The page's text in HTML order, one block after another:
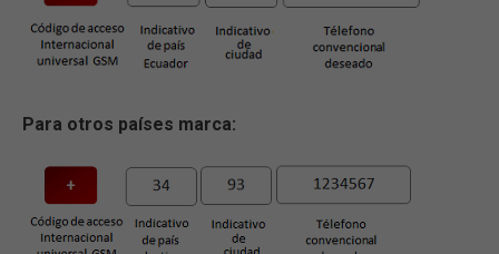
Para otros países marca: